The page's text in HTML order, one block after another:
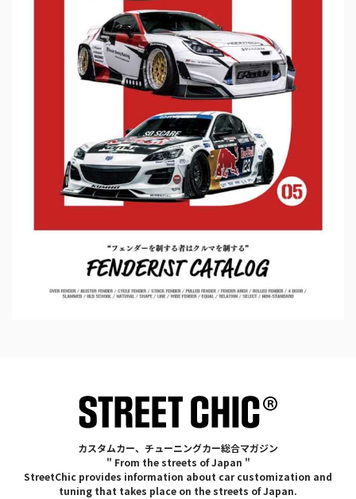
カスタムカー、チューニングカー総合マガジン
" From the streets of Japan "
StreetChic provides information about car customization and
tuning that takes place on the streets of Japan.